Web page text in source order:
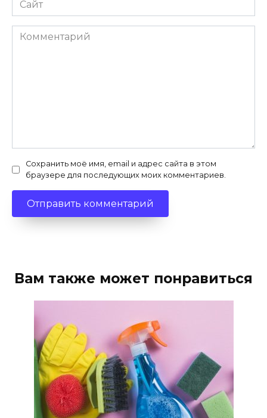
Комментарий
Сохранить моё имя, email и адрес сайта в этом
браузере для последующих моих комментариев.
Вам также может понравиться